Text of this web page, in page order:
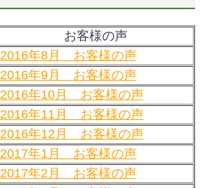
お客様の声
2016年8月 お客様の声
2016年9月 お客様の声
2016年10月 お客様の声
2016年11月 お客様の声
2016年12月 お客様の声
2017年1月 お客様の声
2017年2月 お客様の声